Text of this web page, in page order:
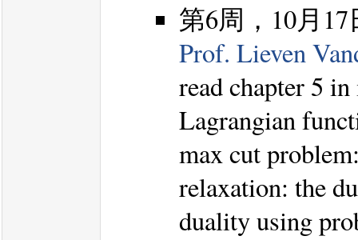
第6周，10月
Prof. Lieven
read chapter 5
Lagrangian
max cut
relaxation: the
duality using